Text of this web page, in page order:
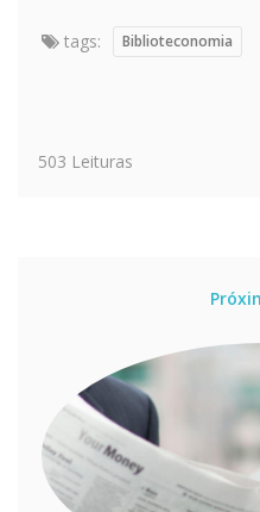
tags: Biblioteconomia
503 Leituras